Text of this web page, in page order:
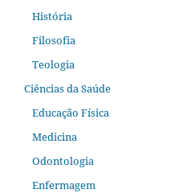
História
Filosofia
Teologia
Ciências da Saúde
Educação Física
Medicina
Odontologia
Enfermagem